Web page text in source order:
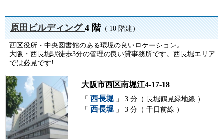
原田ビルディング4 階（ 10 階建）
西区役所・中央図書館のある環境の良いロケーション。
大阪・西長堀駅徒歩3分の管理の良い貸事務所です。西長堀エリア
では必見です!
大阪市西区南堀江4-17-18
「 西長堀 」 3 分（ 長堀鶴見緑地線 ）
「 西長堀 」 3 分（ 千日前線 ）